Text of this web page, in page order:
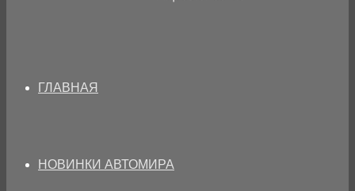
ГЛАВНАЯ
НОВИНКИ АВТОМИРА